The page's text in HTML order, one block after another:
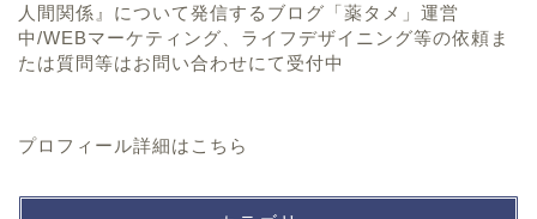
人間関係』について発信するブログ「薬タメ」運営
中/WEBマーケティング、ライフデザイニング等の依頼ま
たは質問等はお問い合わせにて受付中
プロフィール詳細は こちら